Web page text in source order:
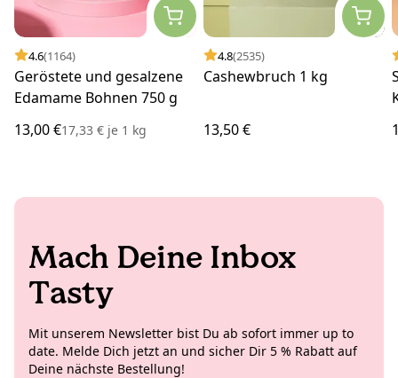
4.6(1164)
Geröstete und gesalzene
Edamame Bohnen 750 g
13,00 €17,33 € je 1 kg
4.8(2535)
Cashewbruch 1 kg
13,50 €
Mach Deine Inbox
Tasty
Mit unserem Newsletter bist Du ab sofort immer up to
date. Melde Dich jetzt an und sicher Dir 5 % Rabatt auf
Deine nächste Bestellung!